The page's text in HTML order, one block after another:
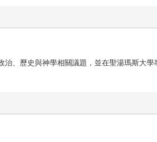
治、歷史與神學相關議題，並在聖湯瑪斯大